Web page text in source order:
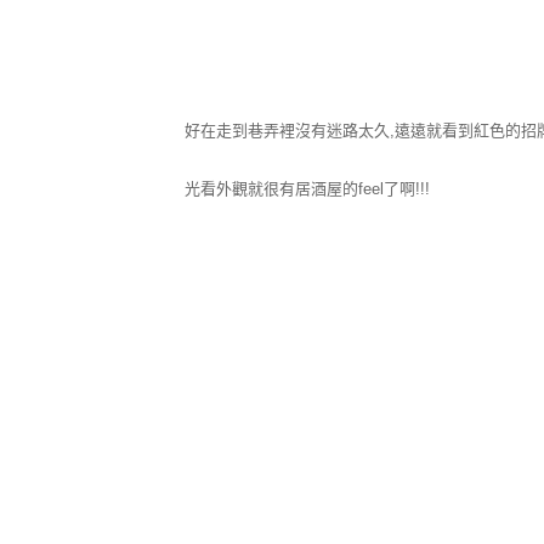
好在走到巷弄裡沒有迷路太久,遠遠就看到紅色的招
光看外觀就很有居酒屋的feel了啊!!!